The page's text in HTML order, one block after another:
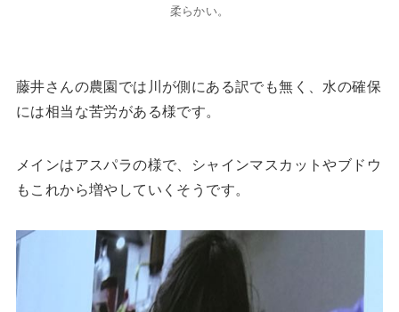
柔らかい。
藤井さんの農園では川が側にある訳でも無く、水の確保
には相当な苦労がある様です。
メインはアスパラの様で、シャインマスカットやブドウ
もこれから増やしていくそうです。